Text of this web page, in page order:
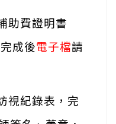
助費證明書
成後電子檔請
視紀錄表，完